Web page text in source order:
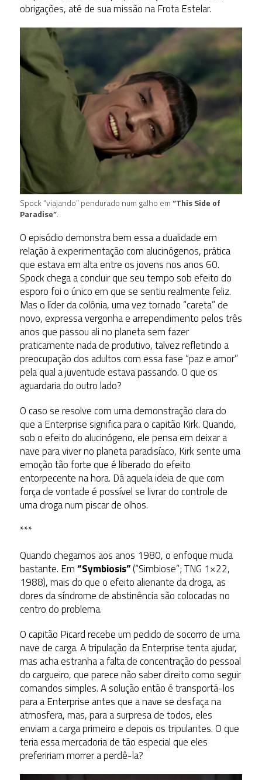
obrigações, até de sua missão na Frota Estelar.
Spock “viajando” pendurado num galho em“This Side of
Paradise”.
O episódio demonstra bem essa a dualidade em
relação à experimentação com alucinógenos, prática
que estava em alta entre os jovens nos anos 60.
Spock chega a concluir que seu tempo sob efeito do
esporo foi o único em que se sentiu realmente feliz.
Mas o líder da colônia, uma vez tornado “careta” de
novo, expressa vergonha e arrependimento pelos três
anos que passou ali no planeta sem fazer
praticamente nada de produtivo, talvez refletindo a
preocupação dos adultos com essa fase “paz e amor”
pela qual a juventude estava passando. O que os
aguardaria do outro lado?
O caso se resolve com uma demonstração clara do
que a Enterprise significa para o capitão Kirk. Quando,
sob o efeito do alucinógeno, ele pensa em deixar a
nave para viver no planeta paradisíaco, Kirk sente uma
emoção tão forte que é liberado do efeito
entorpecente na hora. Dá aquela ideia de que com
força de vontade é possível se livrar do controle de
uma droga num piscar de olhos.
***
Quando chegamos aos anos 1980, o enfoque muda
bastante. Em“Symbiosis”(“Simbiose”; TNG 1×22,
1988), mais do que o efeito alienante da droga, as
dores da síndrome de abstinência são colocadas no
centro do problema.
O capitão Picard recebe um pedido de socorro de uma
nave de carga. A tripulação da Enterprise tenta ajudar,
mas acha estranha a falta de concentração do pessoal
do cargueiro, que parece não saber direito como seguir
comandos simples. A solução então é transportá-los
para a Enterprise antes que a nave se desfaça na
atmosfera, mas, para a surpresa de todos, eles
enviam a carga primeiro e depois os tripulantes. O que
teria essa mercadoria de tão especial que eles
prefeririam morrer a perdê-la?